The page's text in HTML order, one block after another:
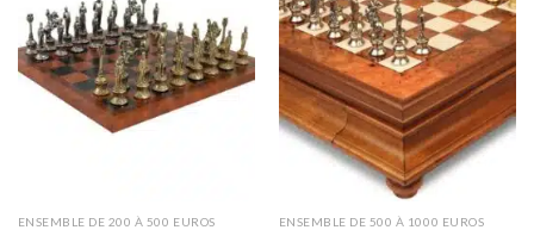
ENSEMBLE DE 200 À 500 EUROS ENSEMBLE DE 500 À 1000 EUROS